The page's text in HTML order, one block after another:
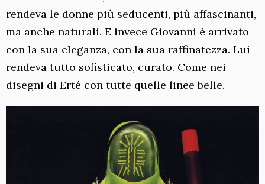
rendeva le donne più seducenti, più affascinanti,
ma anche naturali. E invece Giovanni è arrivato
con la sua eleganza, con la sua raffinatezza. Lui
rendeva tutto sofisticato, curato. Come nei
disegni di Erté con tutte quelle linee belle.